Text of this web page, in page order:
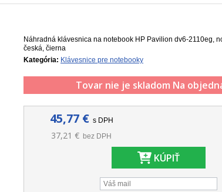
Náhradná klávesnica na notebook HP Pavilion dv6-2110eg,
česká, čierna
Kategória: Klávesnice pre notebooky
Tovar nie je skladom Na
45,77 € s DPH
37,21 € bez DPH
KÚPIŤ